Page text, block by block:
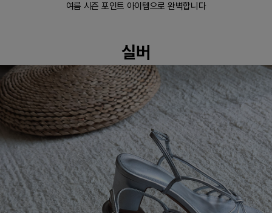
여름 시즌 포인트 아이템으로 완벽합니다
실버